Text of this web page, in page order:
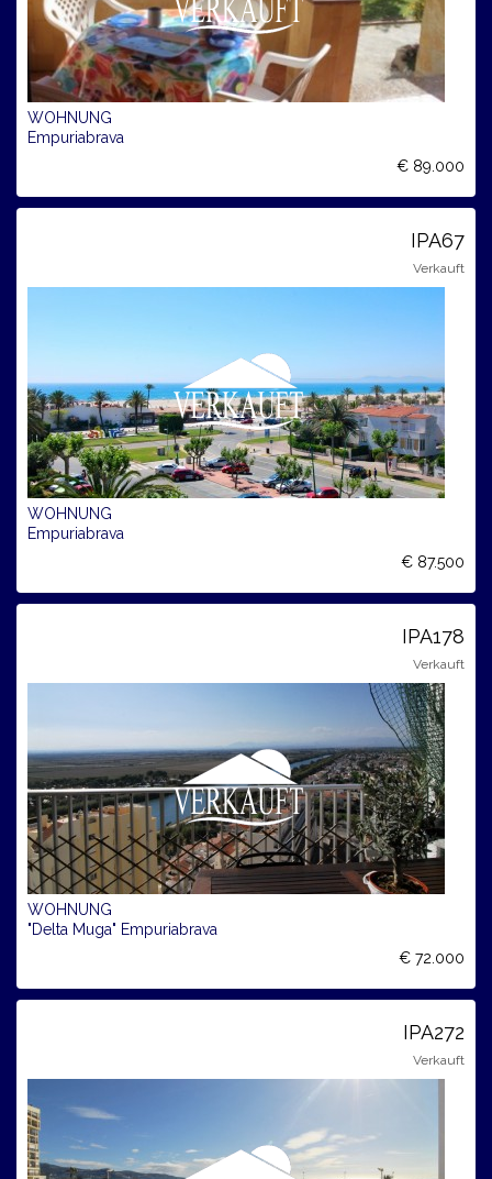
WOHNUNG
Empuriabrava
€ 89.000
IPA67
Verkauft
WOHNUNG
Empuriabrava
€ 87.500
IPA178
Verkauft
WOHNUNG
"Delta Muga" Empuriabrava
€ 72.000
IPA272
Verkauft